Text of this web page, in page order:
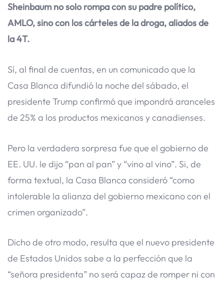
Sheinbaum no solo rompa con su padre político,
AMLO, sino con los cárteles de la droga, aliados de
la 4T.
Sí, al final de cuentas, en un comunicado que la
Casa Blanca difundió la noche del sábado, el
presidente Trump confirmó que impondrá aranceles
de 25% a los productos mexicanos y canadienses.
Pero la verdadera sorpresa fue que el gobierno de
EE. UU. le dijo “pan al pan” y “vino al vino”. Si, de
forma textual, la Casa Blanca consideró “como
intolerable la alianza del gobierno mexicano con el
crimen organizado”.
Dicho de otro modo, resulta que el nuevo presidente
de Estados Unidos sabe a la perfección que la
“señora presidenta” no será capaz de romper ni con